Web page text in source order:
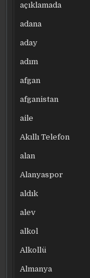
açıklamada
adana
aday
adım
afgan
afganistan
aile
Akıllı Telefon
alan
Alanyaspor
aldık
alev
alkol
Alkollü
Almanya